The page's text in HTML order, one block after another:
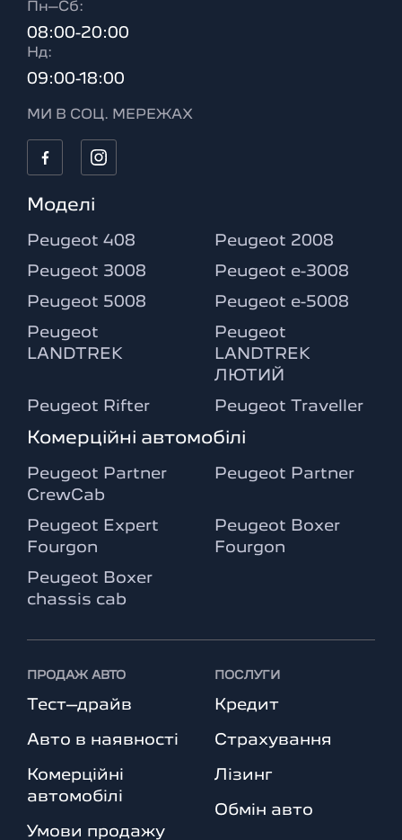
Пн–Сб:
08:00-20:00
Нд:
09:00-18:00
МИ В СОЦ. МЕРЕЖАХ
Моделі
Peugeot 408 Peugeot 2008
Peugeot 3008 Peugeot e-3008
Peugeot 5008 Peugeot e-5008
Peugeot
LANDTREK
Peugeot
LANDTREK
ЛЮТИЙ
Peugeot Rifter Peugeot Traveller
Комерційні автомобілі
Peugeot Partner
CrewCab
Peugeot Partner
Peugeot Expert
Fourgon
Peugeot Boxer
Fourgon
Peugeot Boxer
chassis cab
ПРОДАЖ АВТО
Тест–драйв
Авто в наявності
Комерційні
автомобілі
Умови продажу
ПОСЛУГИ
Кредит
Страхування
Лізинг
Обмін авто